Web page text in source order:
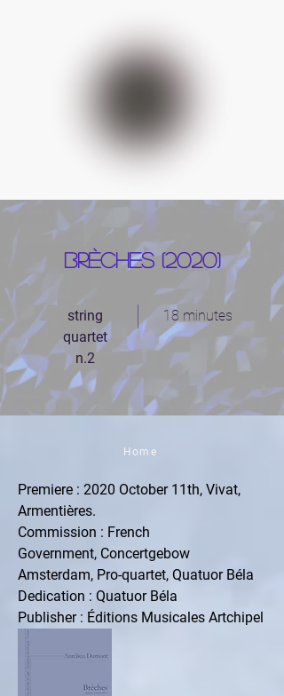
Brèches (2020)
string
quartet
n.2
18 minutes
Home
Premiere : 2020 October 11th, Vivat,
Armentières.
Commission : French
Government, Concertgebow
Amsterdam, Pro-quartet, Quatuor Béla
Dedication : Quatuor Béla
Publisher : Éditions Musicales Artchipel